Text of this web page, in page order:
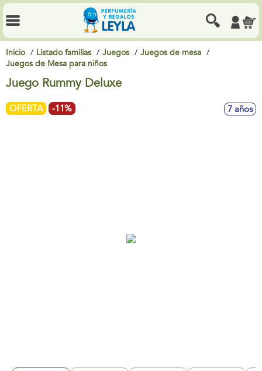
Inicio Listado familias Juegos
Juegos de mesa
Juegos de Mesa para niños
Juego Rummy Deluxe
OFERTA -11% 7 años